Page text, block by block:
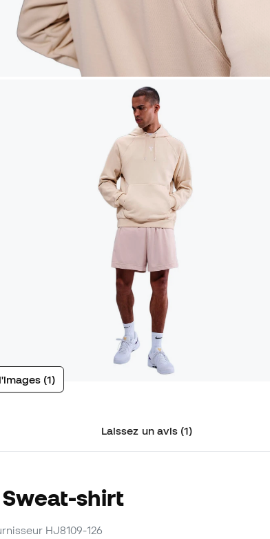
(1)
Laissez un avis (1)
shirt
HJ8109-126